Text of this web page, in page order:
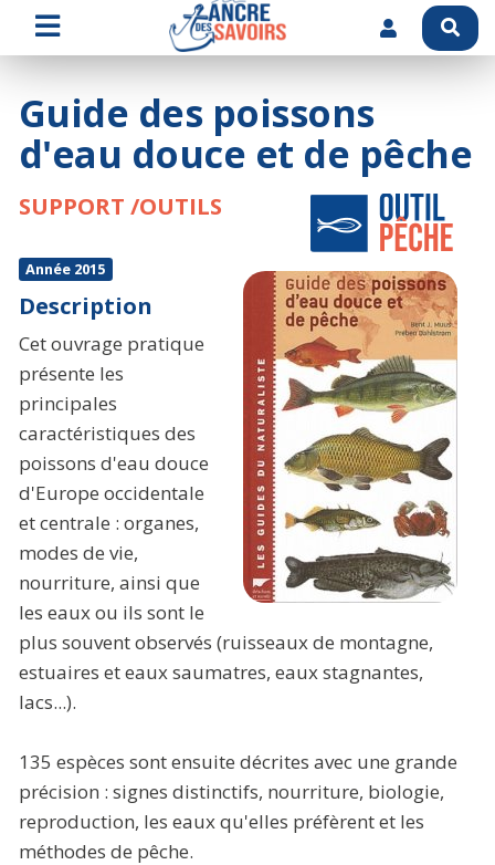
Guide des poissons
d'eau douce et de pêche
SUPPORT /OUTILS
Année 2015
Description
Cet ouvrage pratique
présente les
principales
caractéristiques des
poissons d'eau douce
d'Europe occidentale
et centrale : organes,
modes de vie,
nourriture, ainsi que
les eaux ou ils sont le
plus souvent observés (ruisseaux de montagne,
estuaires et eaux saumatres, eaux stagnantes,
lacs...).
135 espèces sont ensuite décrites avec une grande
précision : signes distinctifs, nourriture, biologie,
reproduction, les eaux qu'elles préfèrent et les
méthodes de pêche.